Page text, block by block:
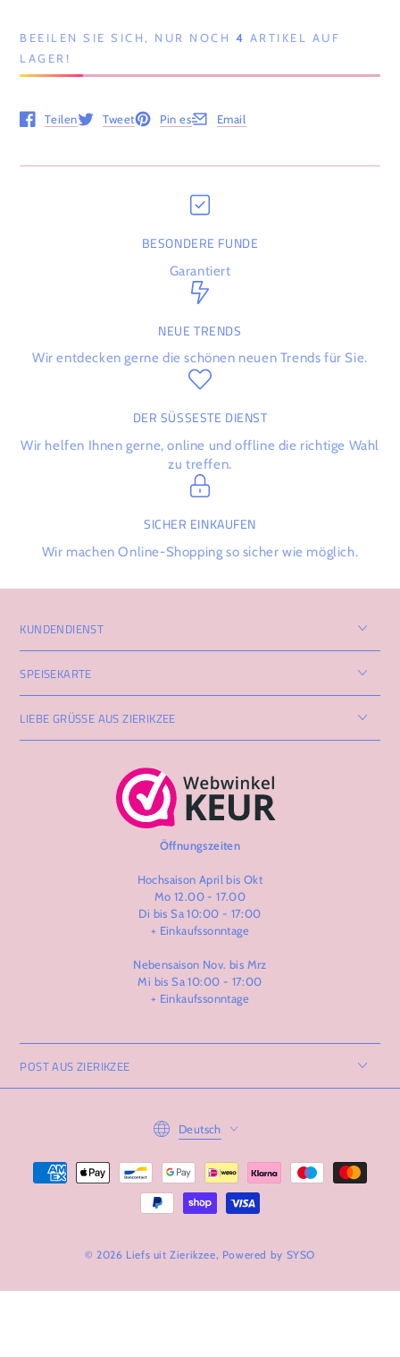
BEEILEN SIE SICH, NUR NOCH 4 ARTIKEL AUF
LAGER!
Teilen
Öffnet in einem neuen Fenster.
Tweet
Öffnet in einem neuen Fenster.
Pin es
Öffnet in einem neuen Fenster.
Email
Öffnet in einem neuen Fenster.
BESONDERE FUNDE
Garantiert
NEUE TRENDS
Wir entdecken gerne die schönen neuen Trends für Sie.
DER SÜSSESTE DIENST
Wir helfen Ihnen gerne, online und offline die richtige Wahl
zu treffen.
SICHER EINKAUFEN
Wir machen Online-Shopping so sicher wie möglich.
KUNDENDIENST
SPEISEKARTE
LIEBE GRÜSSE AUS ZIERIKZEE
Öffnungszeiten
Hochsaison April bis Okt
Mo 12.00 - 17.00
Di bis Sa 10:00 - 17:00
+ Einkaufssonntage
Nebensaison Nov. bis Mrz
Mi bis Sa 10:00 - 17:00
+ Einkaufssonntage
POST AUS ZIERIKZEE
© 2026 Liefs uit Zierikzee, Powered by SYSO
Language
Deutsch
Zahlungsmöglichkeiten